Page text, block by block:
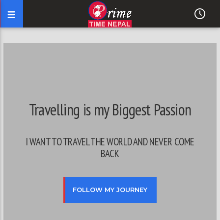
Travelling is my Biggest Passion
I WANT TO TRAVEL THE WORLD AND NEVER COME
BACK
FOLLOW MY JOURNEY